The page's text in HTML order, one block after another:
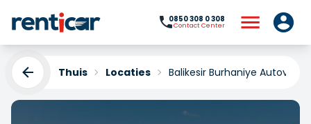
0850 308 0 308
Contact Center
Thuis Locaties Balikesir Burhaniye